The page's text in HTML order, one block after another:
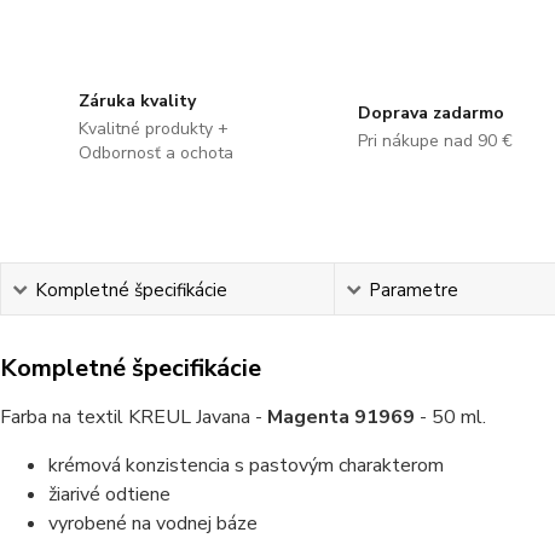
Záruka kvality
Kvalitné produkty +
Odbornosť a ochota
Doprava zadarmo
Pri nákupe nad 90 €
Kompletné špecifikácie Parametre
Kompletné špecifikácie
Farba na textil KREUL Javana - Magenta 91969 - 50 ml.
krémová konzistencia s pastovým charakterom
žiarivé odtiene
vyrobené na vodnej báze